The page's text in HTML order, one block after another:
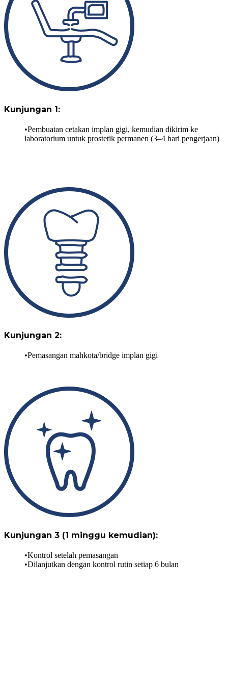
Kunjungan 1:
Pembuatan cetakan implan gigi, kemudian dikirim ke
laboratorium untuk prostetik permanen (3–4 hari pengerjaan)
Kunjungan 2:
Pemasangan mahkota/bridge implan gigi
Kunjungan 3 (1 minggu kemudian):
Kontrol setelah pemasangan
Dilanjutkan dengan kontrol rutin setiap 6 bulan